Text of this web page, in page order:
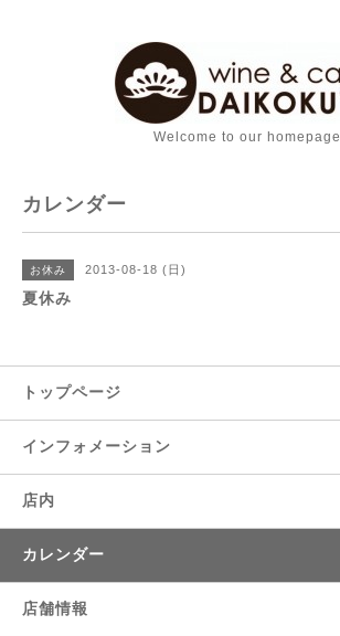
Welcome to our homepage
カレンダー
お休み 2013-08-18 (日)
夏休み
トップページ
インフォメーション
店内
カレンダー
店舗情報